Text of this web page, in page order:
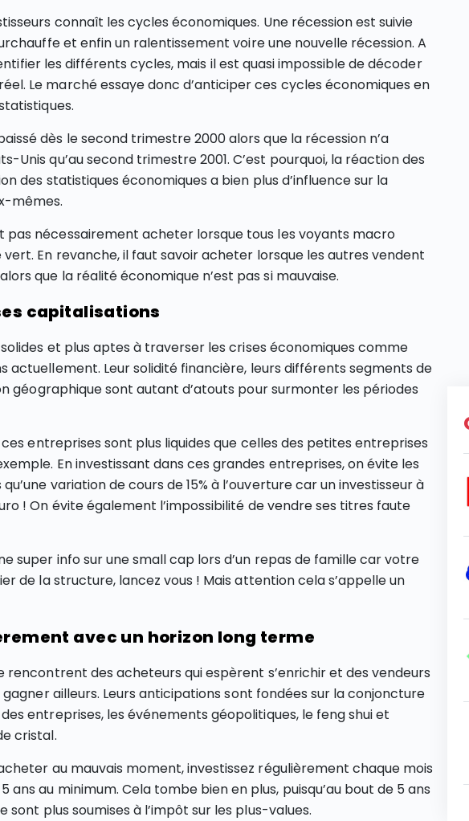
connaît les cycles économiques. Une récession est suivie
et enfin un ralentissement voire une nouvelle récession. A
les différents cycles, mais il est quasi impossible de décoder
Le marché essaye donc d’anticiper ces cycles économiques en
dès le second trimestre 2000 alors que la récession n’a
Unis qu’au second trimestre 2001. C’est pourquoi, la réaction des
des statistiques économiques a bien plus d’influence sur la
mêmes.
pas nécessairement acheter lorsque tous les voyants macro
En revanche, il faut savoir acheter lorsque les autres vendent
que la réalité économique n’est pas si mauvaise.
capitalisations
et plus aptes à traverser les crises économiques comme
actuellement. Leur solidité financière, leurs différents segments de
géographique sont autant d’atouts pour surmonter les périodes
entreprises sont plus liquides que celles des petites entreprises
En investissant dans ces grandes entreprises, on évite les
variation de cours de 15% à l’ouverture car un investisseur à
! On évite également l’impossibilité de vendre ses titres faute
super info sur une small cap lors d’un repas de famille car votre
de la structure, lancez vous ! Mais attention cela s’appelle un
avec un horizon long terme
rencontrent des acheteurs qui espèrent s’enrichir et des vendeurs
gagner ailleurs. Leurs anticipations sont fondées sur la conjoncture
entreprises, les événements géopolitiques, le feng shui et
cristal.
au mauvais moment, investissez régulièrement chaque mois
ans au minimum. Cela tombe bien en plus, puisqu’au bout de 5 ans
sont plus soumises à l’impôt sur les plus-values.